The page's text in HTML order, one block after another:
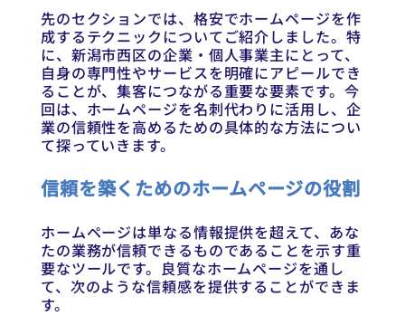
先のセクションでは、格安でホームページを作
成するテクニックについてご紹介しました。特
に、新潟市西区の企業・個人事業主にとって、
自身の専門性やサービスを明確にアピールでき
ることが、集客につながる重要な要素です。今
回は、ホームページを名刺代わりに活用し、企
業の信頼性を高めるための具体的な方法につい
て探っていきます。
信頼を築くためのホームページの役割
ホームページは単なる情報提供を超えて、あな
たの業務が信頼できるものであることを示す重
要なツールです。良質なホームページを通し
て、次のような信頼感を提供することができま
す。